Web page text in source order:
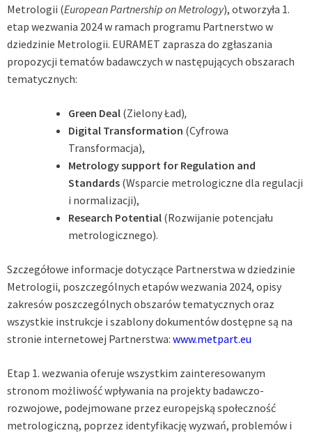
Metrologii (European Partnership on Metrology), otworzyła 1.
etap wezwania 2024 w ramach programu Partnerstwo w
dziedzinie Metrologii. EURAMET zaprasza do zgłaszania
propozycji tematów badawczych w następujących obszarach
tematycznych:
Green Deal (Zielony Ład),
Digital Transformation (Cyfrowa
Transformacja),
Metrology support for Regulation and
Standards (Wsparcie metrologiczne dla regulacji
i normalizacji),
Research Potential (Rozwijanie potencjału
metrologicznego).
Szczegółowe informacje dotyczące Partnerstwa w dziedzinie
Metrologii, poszczególnych etapów wezwania 2024, opisy
zakresów poszczególnych obszarów tematycznych oraz
wszystkie instrukcje i szablony dokumentów dostępne są na
stronie internetowej Partnerstwa: www.metpart.eu
Etap 1. wezwania oferuje wszystkim zainteresowanym
stronom możliwość wpływania na projekty badawczo-
rozwojowe, podejmowane przez europejską społeczność
metrologiczną, poprzez identyfikację wyzwań, problemów i